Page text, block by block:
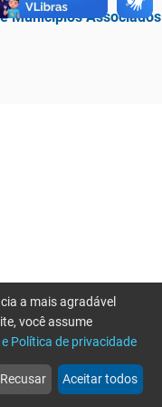
Municípios Associados
web
Notícias
more_horiz
Mais
a mais agradável
você assume
Política de privacidade
Recusar Aceitar todos
novamente